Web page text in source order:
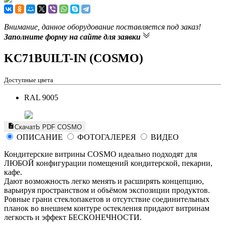
Внимание, данное оборудование поставляется под заказ!
Заполните форму на сайте для заявки
KC71BUILT-IN (COSMO)
Доступные цвета
RAL 9005
СкачатЬ PDF COSMO
ОПИСАНИЕ ФОТОГАЛЕРЕЯ
ВИДЕО
Кондитерские витрины COSMO идеально подходят для
ЛЮБОЙ конфигурации помещений кондитерской, пекарни,
кафе.
Дают возможность легко менять и расширять концепцию,
варьируя пространством и объёмом экспозиции продуктов.
Ровные грани стеклопакетов и отсутствие соединительных
планок во внешнем контуре остекления придают витринам
легкость и эффект БЕСКОНЕЧНОСТИ.